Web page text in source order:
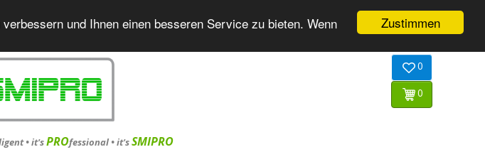
Zustimmen
und Ihnen einen besseren Service zu bieten. Wenn
•it'sPROfessional•it'sSMIPRO
0
0